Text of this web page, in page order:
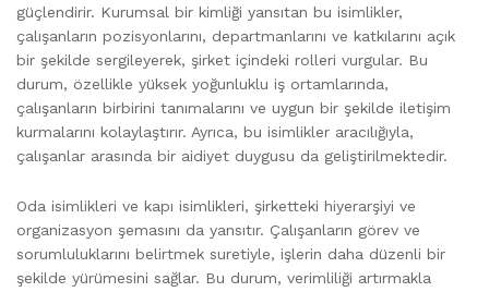
güçlendirir. Kurumsal bir kimliği yansıtan bu isimlikler,
çalışanların pozisyonlarını, departmanlarını ve katkılarını açık
bir şekilde sergileyerek, şirket içindeki rolleri vurgular. Bu
durum, özellikle yüksek yoğunluklu iş ortamlarında,
çalışanların birbirini tanımalarını ve uygun bir şekilde iletişim
kurmalarını kolaylaştırır. Ayrıca, bu isimlikler aracılığıyla,
çalışanlar arasında bir aidiyet duygusu da geliştirilmektedir.
Oda isimlikleri ve kapı isimlikleri, şirketteki hiyerarşiyi ve
organizasyon şemasını da yansıtır. Çalışanların görev ve
sorumluluklarını belirtmek suretiyle, işlerin daha düzenli bir
şekilde yürümesini sağlar. Bu durum, verimliliği artırmakla